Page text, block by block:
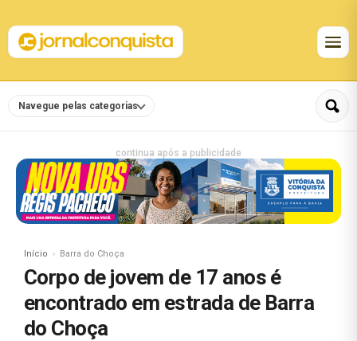
Navegue pelas categorias
continua após a publicidade
Início Barra do Choça
Corpo de jovem de 17 anos é
encontrado em estrada de Barra
do Choça